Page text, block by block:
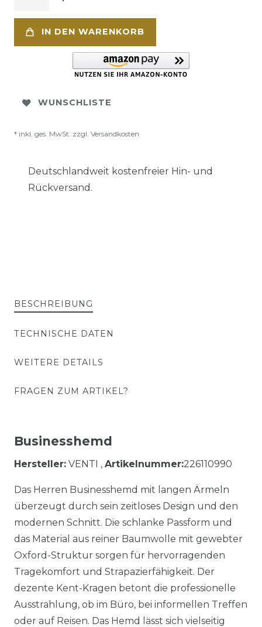
IN DEN WARENKORB
WUNSCHLISTE
* inkl. ges. MwSt. zzgl. Versandkosten
Deutschlandweit kostenfreier Hin- und
Rückversand.
BESCHREIBUNG
TECHNISCHE DATEN
WEITERE DETAILS
FRAGEN ZUM ARTIKEL?
Businesshemd
Hersteller: VENTI , Artikelnummer:226110990
Das Herren Businesshemd mit langen Ärmeln
überzeugt durch sein zeitloses Design und den
modernen Schnitt. Die schlanke Passform und
das Material aus reiner Baumwolle mit gewebter
Oxford-Struktur sorgen für hervorragenden
Tragekomfort und Strapazierfähigkeit. Der
dezente Kent-Kragen betont die professionelle
Ausstrahlung, ob im Büro, bei informellen Treffen
oder auf Reisen. Das Hemd lässt sich vielseitig